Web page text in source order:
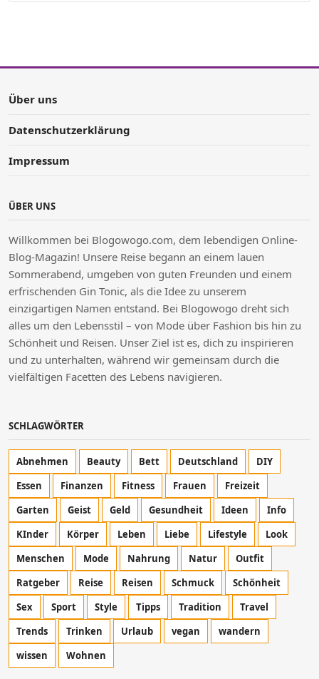
Über uns
Datenschutzerklärung
Impressum
ÜBER UNS
Willkommen bei Blogowogo.com, dem lebendigen Online-
Blog-Magazin! Unsere Reise begann an einem lauen
Sommerabend, umgeben von guten Freunden und einem
erfrischenden Gin Tonic, als die Idee zu unserem
einzigartigen Namen entstand. Bei Blogowogo dreht sich
alles um den Lebensstil – von Mode über Fashion bis hin zu
Schönheit und Reisen. Unser Ziel ist es, dich zu inspirieren
und zu unterhalten, während wir gemeinsam durch die
vielfältigen Facetten des Lebens navigieren.
SCHLAGWÖRTER
Abnehmen Beauty Bett Deutschland
DIY
Essen
Finanzen Fitness Frauen
Freizeit
Garten
Geist Geld Gesundheit Ideen
Info
KInder
Körper Leben Liebe Lifestyle
Look
Menschen
Mode Nahrung Natur
Outfit
Ratgeber
Reise Reisen Schmuck
Schönheit
Sex
Sport Style Tipps Tradition
Travel
Trends
Trinken Urlaub vegan
wandern
wissen
Wohnen